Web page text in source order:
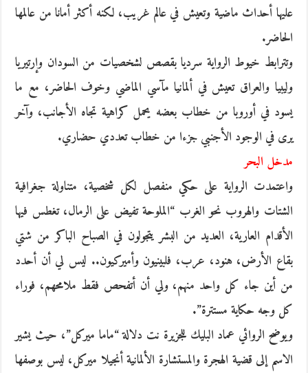
عليها أحداث ماضية وتعيش في عالم غريب، لكنه أكثر أمانا من عالمها
الحاضر.
وتترابط خيوط الرواية سرديا بقصص لشخصيات من السودان وإرتيريا
وليبيا والعراق تعيش في ألمانيا مآسي الماضي وخوف الحاضر، مع ما
يسود في أوروبا من خطاب بعضه يحمل كراهية تجاه الأجانب، وآخر
يرى في الوجود الأجنبي جزءا من خطاب تعددي حضاري.
مدخل البحر
واعتمدت الرواية على حكي منفصل لكل شخصية، متناولة جغرافية
الشتات والهروب نحو الغرب “الملوحة تفيض على الرمال، تغطس فيها
الأقدام العارية، العديد من البشر يتجولون في الصباح الباكر من شتي
بقاع الأرض، هنود، عرب، فلبينيون وأميركيون.. ليس لي أن أحدد
من أين جاء كل واحد منهم، ولي أن أتفحص فقط ملامحهم، فوراء
كل وجه حكاية مستترة”.
ويوضح الروائي عماد البليك للجزيرة نت دلالة “ماما ميركل”، حيث يشير
الاسم إلى قضية الهجرة والمستشارة الألمانية أنجيلا ميركل، ليس بوصفها